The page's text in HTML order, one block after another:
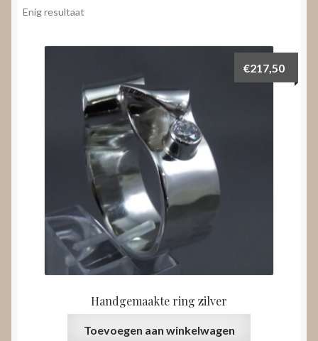
Video’s
Enig resultaat
Handgemaakte ring zilver
€217,50
Toevoegen aan winkelwagen